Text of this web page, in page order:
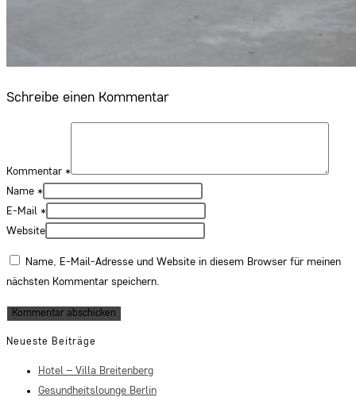
Schreibe einen Kommentar
Kommentar *
Name *
E-Mail *
Website
Name, E-Mail-Adresse und Website in diesem Browser für meinen
nächsten Kommentar speichern.
Neueste Beiträge
Hotel – Villa Breitenberg
Gesundheitslounge Berlin